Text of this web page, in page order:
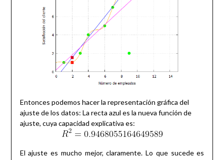
Entonces podemos hacer la representación gráfica del
ajuste de los datos: La recta azul es la nueva función de
ajuste, cuya capacidad explicativa es:
El ajuste es mucho mejor, claramente. Lo que sucede es